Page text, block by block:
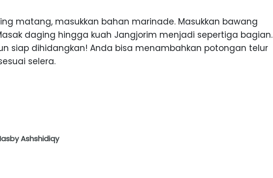
matang, masukkan bahan marinade. Masukkan bawang
daging hingga kuah Jangjorim menjadi sepertiga bagian.
siap dihidangkan! Anda bisa menambahkan potongan telur
selera.
Ashshidiqy